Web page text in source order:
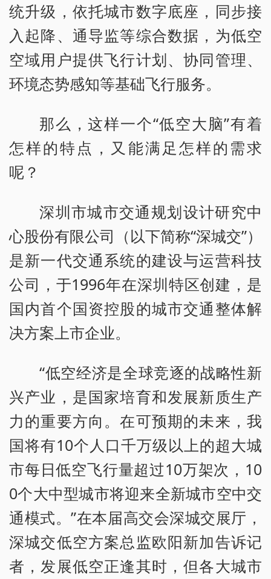
统升级，依托城市数字底座，同步接
入起降、通导监等综合数据，为低空
空域用户提供飞行计划、协同管理、
环境态势感知等基础飞行服务。
那么，这样一个“低空大脑”有着
怎样的特点，又能满足怎样的需求
呢？
深圳市城市交通规划设计研究中
心股份有限公司（以下简称“深城交”）
是新一代交通系统的建设与运营科技
公司，于1996年在深圳特区创建，是
国内首个国资控股的城市交通整体解
决方案上市企业。
“低空经济是全球竞逐的战略性新
兴产业，是国家培育和发展新质生产
力的重要方向。在可预期的未来，我
国将有10个人口千万级以上的超大城
市每日低空飞行量超过10万架次，10
0个大中型城市将迎来全新城市空中交
通模式。”在本届高交会深城交展厅，
深城交低空方案总监欧阳新加告诉记
者，发展低空正逢其时，但各大城市